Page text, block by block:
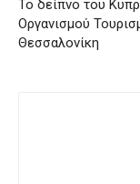
Το δείπνο του
Οργανισμού
Θεσσαλονίκη